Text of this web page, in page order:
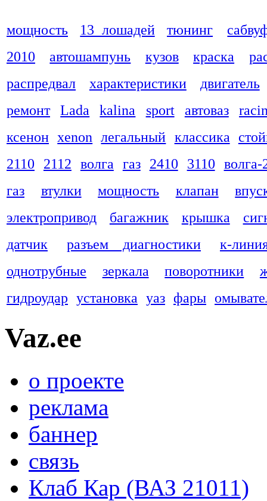
мощность 13 лошадей тюнинг
2010
автошампунь кузов краска
распредвал
характеристики
двигатель
ремонт
Lada kalina sport автоваз
ксенон xenon легальный классика
2110
2112 волга газ 2410 3110 волга-
газ
втулки мощность клапан
электропривод
багажник крышка
датчик
разъем диагностики
к-
однотрубные
зеркала поворотники
гидроудар установка уаз фары
Vaz.ee
о проекте
реклама
баннер
связь
Клаб Кар (ВАЗ 21011)